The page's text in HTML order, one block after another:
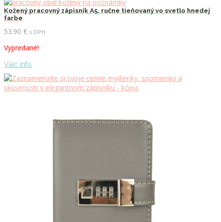
Kožený pracovný zápisník A5, ručne tieňovaný vo svetlo hnedej
farbe
53.90 € s DPH
Vypredané!
Viac info